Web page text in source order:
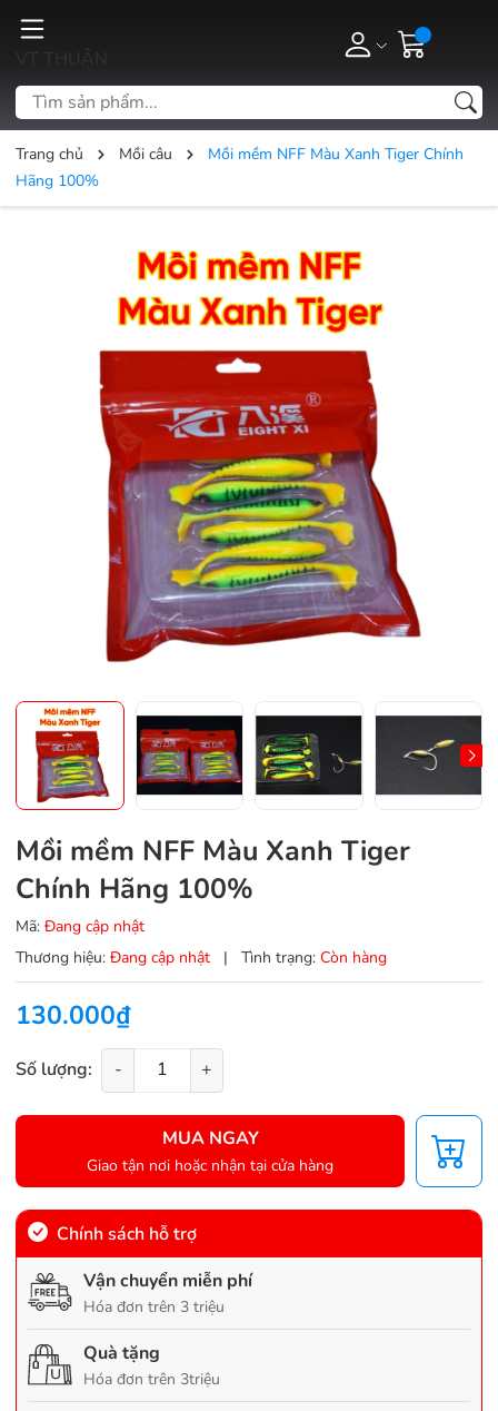
Trang chủ Mồi câu
Mồi mềm NFF Màu Xanh Tiger Chính
Hãng 100%
Mồi mềm NFF Màu Xanh Tiger
Chính Hãng 100%
Mã: Đang cập nhật
Thương hiệu: Đang cập nhật | Tình trạng: Còn hàng
130.000₫
Số lượng: - +
MUA NGAY
Giao tận nơi hoặc nhận tại cửa hàng
Chính sách hỗ trợ
Vận chuyển miễn phí
Hóa đơn trên 3 triệu
Quà tặng
Hóa đơn trên 3triệu